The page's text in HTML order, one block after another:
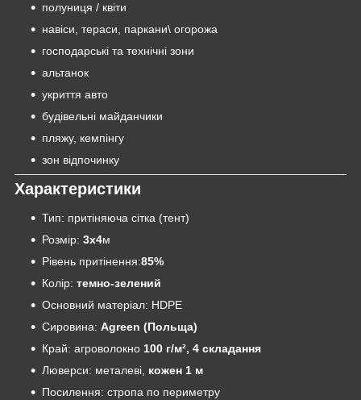
полуниця / квіти
навіси, тераси, паркани\ огорожа
господарські та технічні зони
альтанок
укриття авто
будівельні майданчики
пляжу, кемпінгу
зон відпочинку
Характеристики
Тип: притіняюча сітка (тент)
Розмір: 3х4м
Рівень притінення:85%
Колір: темно-зелений
Основний матеріал: HDPE
Сировина: Agreen (Польща)
Край: агроволокно 100 г/м², 4 складання
Люверси: металеві, кожен 1 м
Посилення: стропа по периметру